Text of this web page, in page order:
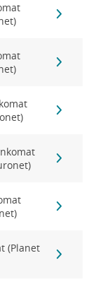
(Planet